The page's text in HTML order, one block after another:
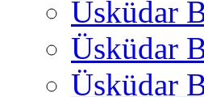
Üsküdar
Üsküdar
Üsküdar